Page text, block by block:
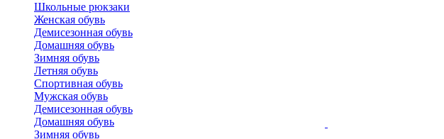
Школьные рюкзаки
Женская обувь
Демисезонная обувь
Домашняя обувь
Зимняя обувь
Летняя обувь
Спортивная обувь
Мужская обувь
Демисезонная обувь
Домашняя обувь
Зимняя обувь